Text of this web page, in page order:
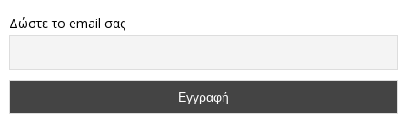
Δώστε το email σας